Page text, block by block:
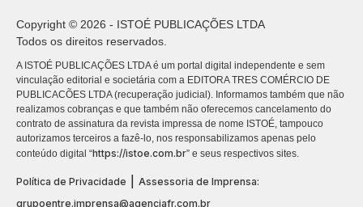
Copyright © 2026 - ISTOÉ PUBLICAÇÕES LTDA
Todos os direitos reservados.
A ISTOÉ PUBLICAÇÕES LTDA é um portal digital independente e sem
vinculação editorial e societária com a EDITORA TRES COMÉRCIO DE
PUBLICACÕES LTDA (recuperação judicial). Informamos também que não
realizamos cobranças e que também não oferecemos cancelamento do
contrato de assinatura da revista impressa de nome ISTOÉ, tampouco
autorizamos terceiros a fazê-lo, nos responsabilizamos apenas pelo
conteúdo digital “https://istoe.com.br” e seus respectivos sites.
Política de Privacidade
Assessoria de Imprensa:
grupoentre.imprensa@agenciafr.com.br